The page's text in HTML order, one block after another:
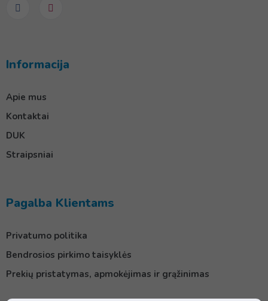
Informacija
Apie mus
Kontaktai
DUK
Straipsniai
Pagalba Klientams
Privatumo politika
Bendrosios pirkimo taisyklės
Prekių pristatymas, apmokėjimas ir grąžinimas